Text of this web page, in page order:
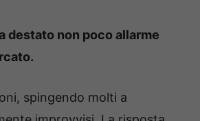
destato non poco allarme
spingendo molti a